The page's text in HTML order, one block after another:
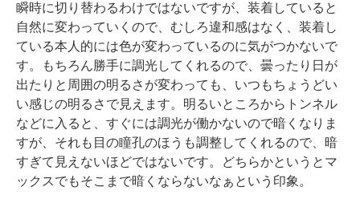
瞬時に切り替わるわけではないですが、装着していると
自然に変わっていくので、むしろ違和感はなく、装着し
ている本人的には色が変わっているのに気がつかないで
す。もちろん勝手に調光してくれるので、曇ったり日が
出たりと周囲の明るさが変わっても、いつもちょうどい
い感じの明るさで見えます。明るいところからトンネル
などに入ると、すぐには調光が働かないので暗くなりま
すが、それも目の瞳孔のほうも調整してくれるので、暗
すぎて見えないほどではないです。どちらかというとマ
ックスでもそこまで暗くならないなぁという印象。